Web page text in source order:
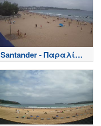
Santander - Παραλία
Playa del Sardinero -
Spain